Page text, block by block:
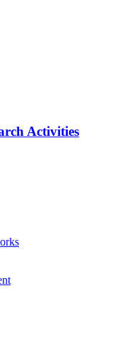
Activities